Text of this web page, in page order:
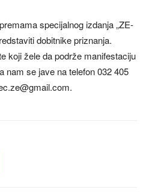
specijalnog izdanja „ZE-
dobitnike priznanja.
koji žele da podrže manifestaciju
nam se jave na telefon 032 405
.